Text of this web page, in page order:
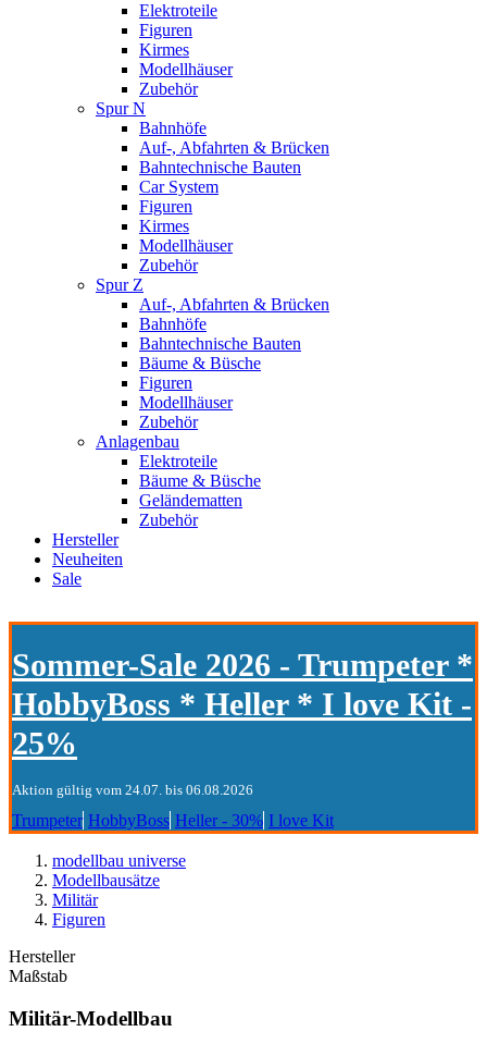
Elektroteile
Figuren
Kirmes
Modellhäuser
Zubehör
Spur N
Bahnhöfe
Auf-, Abfahrten & Brücken
Bahntechnische Bauten
Car System
Figuren
Kirmes
Modellhäuser
Zubehör
Spur Z
Auf-, Abfahrten & Brücken
Bahnhöfe
Bahntechnische Bauten
Bäume & Büsche
Figuren
Modellhäuser
Zubehör
Anlagenbau
Elektroteile
Bäume & Büsche
Geländematten
Zubehör
Hersteller
Neuheiten
Sale
Sommer-Sale 2026 - Trumpeter *
HobbyBoss * Heller * I love Kit -
25%
Aktion gültig vom 24.07. bis 06.08.2026
Trumpeter HobbyBoss Heller - 30% I love Kit
modellbau universe
Modellbausätze
Militär
Figuren
Hersteller
Maßstab
Militär-Modellbau